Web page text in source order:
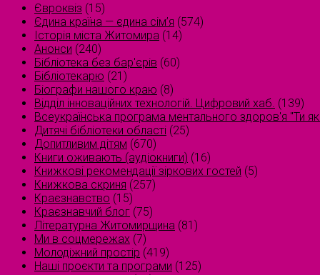
Євроквіз (15)
Єдина країна — єдина сім’я (574)
Історія міста Житомира (14)
Анонси (240)
Бібліотека без бар'єрів (60)
Бібліотекарю (21)
Біографи нашого краю (8)
Відділ інноваційних технологій. Цифровий хаб. (139)
Всеукраїнська програма ментального здоров'я "Ти
Дитячі бібліотеки області (25)
Допитливим дітям (670)
Книги оживають (аудіокниги) (16)
Книжкові рекомендації зіркових гостей (5)
Книжкова скриня (257)
Краєзнавство (15)
Краєзнавчий блог (75)
Літературна Житомирщина (81)
Ми в соцмережах (7)
Молодіжний простір (419)
Наші проєкти та програми (125)